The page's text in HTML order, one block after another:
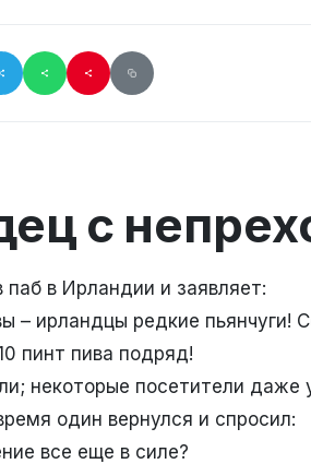
с
паб в Ирландии и заявляет:
– ирландцы редкие пьянчуги!
пинт пива подряд!
некоторые посетители даже
один вернулся и спросил:
все еще в силе?